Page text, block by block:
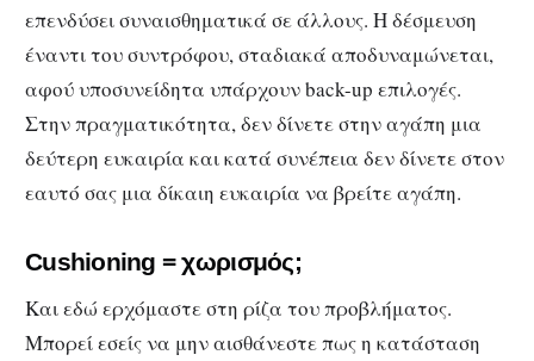
επενδύσει συναισθηματικά σε άλλους. Η δέσμευση
έναντι του συντρόφου, σταδιακά αποδυναμώνεται,
αφού υποσυνείδητα υπάρχουν back-up επιλογές.
Στην πραγματικότητα, δεν δίνετε στην αγάπη μια
δεύτερη ευκαιρία και κατά συνέπεια δεν δίνετε στον
εαυτό σας μια δίκαιη ευκαιρία να βρείτε αγάπη.
Cushioning = χωρισμός;
Και εδώ ερχόμαστε στη ρίζα του προβλήματος.
Μπορεί εσείς να μην αισθάνεστε πως η κατάσταση